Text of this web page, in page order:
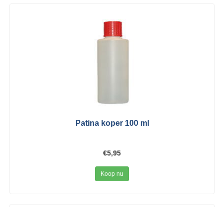
Patina koper 100 ml
€5,95
Koop nu